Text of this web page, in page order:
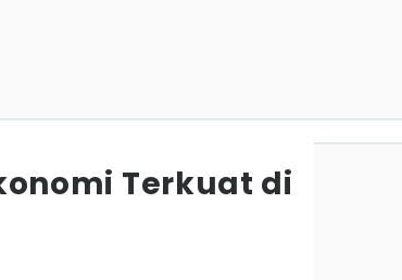
Terkuat di